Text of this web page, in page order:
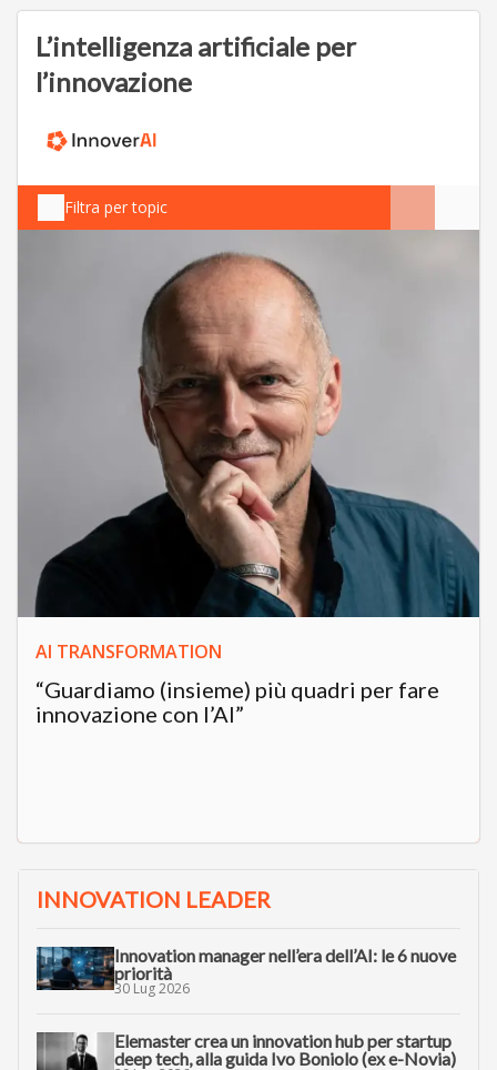
L’intelligenza artificiale per
l’innovazione
Filtra per topic
AI TRANSFORMATION
“Guardiamo (insieme) più quadri per fare
innovazione con l’AI”
INNOVATION LEADER
Innovation manager nell’era dell’AI: le 6 nuove
priorità
30 Lug 2026
Elemaster crea un innovation hub per startup
deep tech, alla guida Ivo Boniolo (ex e-Novia)